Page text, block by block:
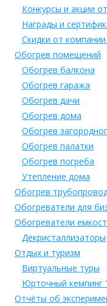
Конкурсы и акции
Награды и
Скидки от
Обогрев помещений
Обогрев балкона
Обогрев гаража
Обогрев дачи
Обогрев дома
Обогрев
Обогрев палатки
Обогрев погреба
Утепление дома
Обогрев
Обогреватели для
Обогреватели
Декристаллизаторы
Отдых и туризм
Виртуальные туры
Юрточный кемпинг
Отчёты об